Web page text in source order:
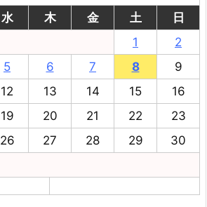
水 木 金 土
日
1
2
5 6 7 8
9
12 13 14 15
16
19 20 21 22
23
26 27 28 29
30